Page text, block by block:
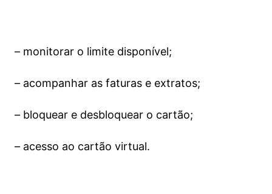
– monitorar o limite disponível;
– acompanhar as faturas e extratos;
– bloquear e desbloquear o cartão;
– acesso ao cartão virtual.